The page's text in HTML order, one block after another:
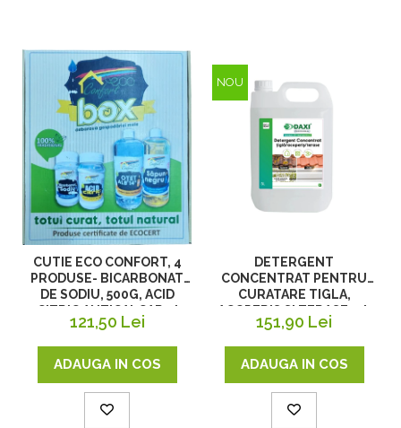
CUTIE ECO CONFORT, 4
PRODUSE- BICARBONAT
DE SODIU, 500G, ACID
CITRIC ANTICALCAR ȘI
ANTIRUGINĂ, 400G, OTET
PENTRU MENAJ, 1L,
PENTRU CURĂȚENIE
UNIVERSALĂ, 1L
121,50 Lei
ADAUGA IN COS
NOU
DETERGENT
CONCENTRAT PENTRU
CURATARE TIGLA,
ACOPERIS SI TERASE, 5 L
151,90 Lei
ADAUGA IN COS